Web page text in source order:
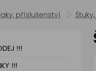
příslušenství
!!!
!!!